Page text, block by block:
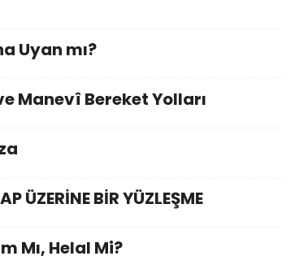
Uyan mı?
Manevî Bereket Yolları
ÜZERİNE BİR YÜZLEŞME
Mı, Helal Mi?